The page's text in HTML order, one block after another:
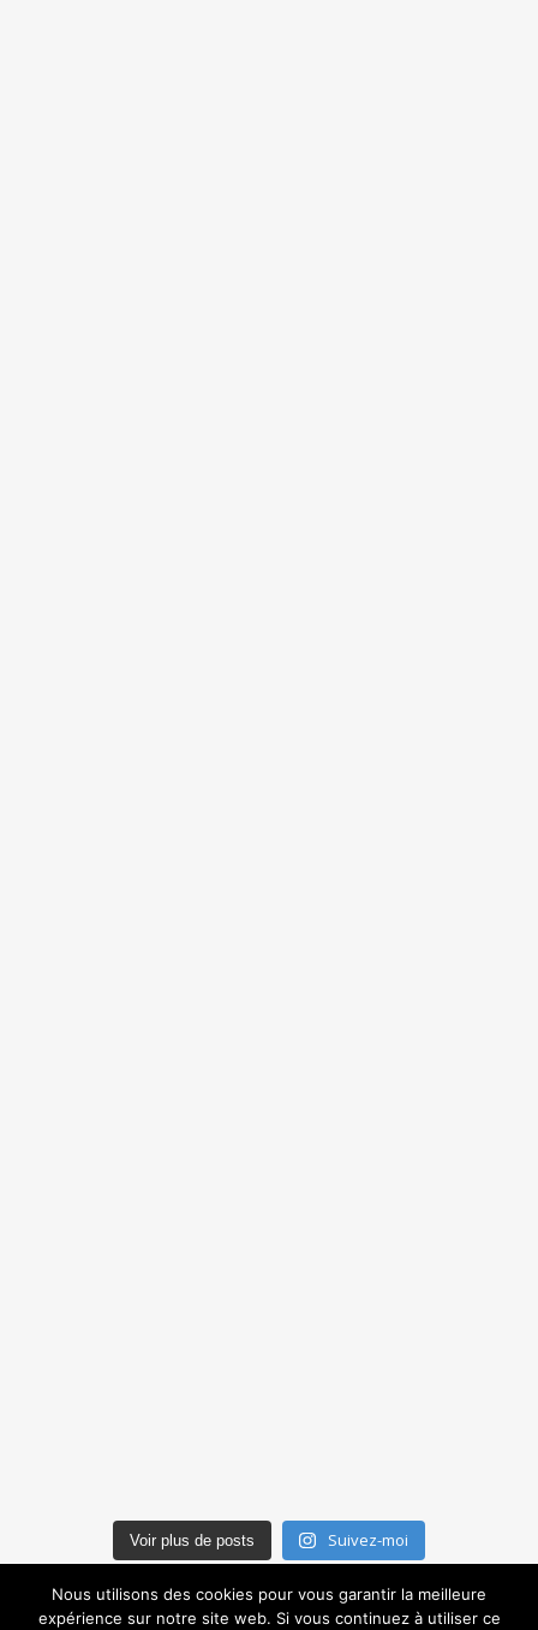
Voir plus de posts Suivez-moi
Nous utilisons des cookies pour vous garantir la meilleure
expérience sur notre site web. Si vous continuez à utiliser ce